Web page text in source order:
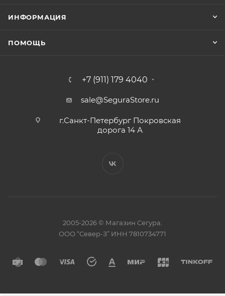
ИНФОРМАЦИЯ
ПОМОЩЬ
+7 (911) 179 4040
sale@SeguraStore.ru
г.Санкт-Петербург Покровская
дорога 14 А
2005-2026 © Магазин Сегура.
ООО “Север-З” ИНН 7810734771